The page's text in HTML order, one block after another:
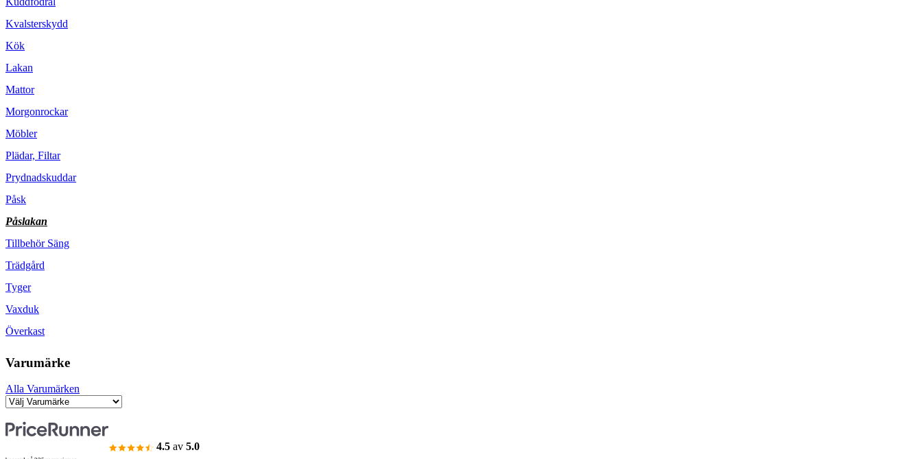
Kvalsterskydd
Kök
Lakan
Mattor
Morgonrockar
Möbler
Plädar, Filtar
Prydnadskuddar
Påsk
Påslakan
Tillbehör Säng
Trädgård
Tyger
Vaxduk
Överkast
Varumärke
Alla Varumärken
4.5 av 5.0